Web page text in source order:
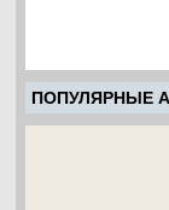
ПОПУЛЯРНЫЕ